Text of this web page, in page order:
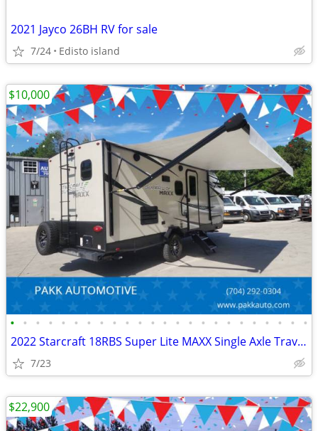
2021 Jayco 26BH RV for sale
7/24 Edisto island
• • • • • • • • • • • • • • • • • • • • • • • •
2022 Starcraft 18RBS Super Lite MAXX Single Axle Travel Trailer Camper
7/23
$10,000
$22,900